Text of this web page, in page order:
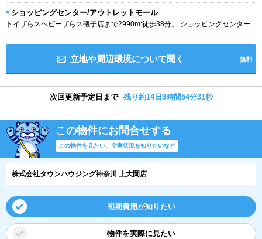
ショッピングセンター/アウトレットモール
トイザらスベビーザらス磯子店まで2990m:徒歩38分。 ショッピングセンター
立地や周辺環境について聞く 無料
次回更新予定日まで 残り約14日9時間54分30秒
この物件にお問合せする
この物件を見たい、空室状況を知りたいなど
株式会社タウンハウジング神奈川 上大岡店
初期費用が知りたい
物件を実際に見たい